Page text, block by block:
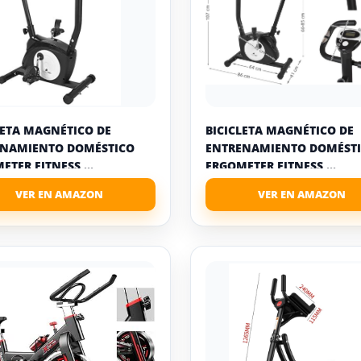
MAGNÉTICO DE
DOMÉSTICO
FITNESS ...
BICICLETA MAGNÉTICO DE
ENTRENAMIENTO
ERGOMETER FITNESS ...